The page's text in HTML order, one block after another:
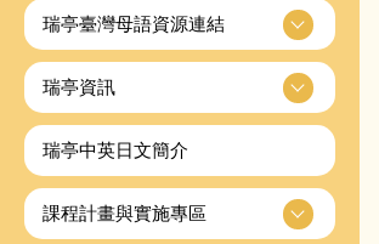
瑞亭臺灣母語資源連結
瑞亭資訊
瑞亭中英日文簡介
課程計畫與實施專區